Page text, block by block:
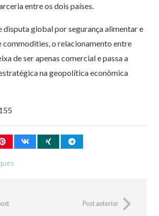
entre os dois países.
disputa global por segurança alimentar e
o relacionamento entre
de ser apenas comercial e passa a
na geopolítica econômica
Post anterior